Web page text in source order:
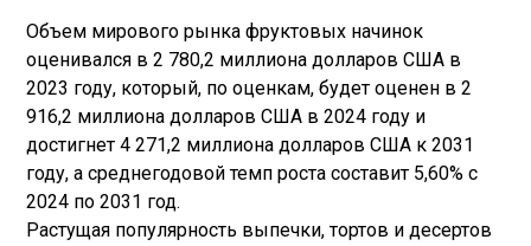
Объем мирового рынка фруктовых начинок
оценивался в 2 780,2 миллиона долларов США в
2023 году, который, по оценкам, будет оценен в 2
916,2 миллиона долларов США в 2024 году и
достигнет 4 271,2 миллиона долларов США к 2031
году, а среднегодовой темп роста составит 5,60% с
2024 по 2031 год.
Растущая популярность выпечки, тортов и десертов